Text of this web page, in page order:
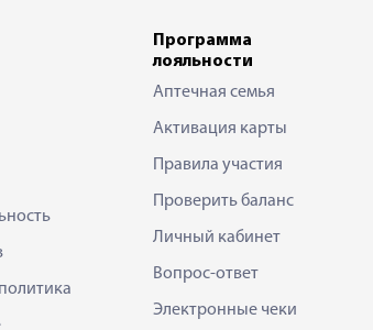
Программа
лояльности
Аптечная семья
Активация карты
Правила участия
Проверить баланс
Личный кабинет
Вопрос-ответ
Электронные чеки